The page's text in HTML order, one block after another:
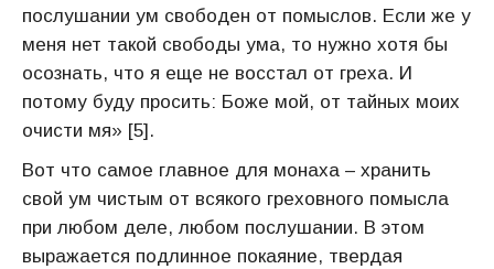
послушании ум свободен от помыслов. Если же у
меня нет такой свободы ума, то нужно хотя бы
осознать, что я еще не восстал от греха. И
потому буду просить: Боже мой, от тайных моих
очисти мя» [5].
Вот что самое главное для монаха – хранить
свой ум чистым от всякого греховного помысла
при любом деле, любом послушании. В этом
выражается подлинное покаяние, твердая